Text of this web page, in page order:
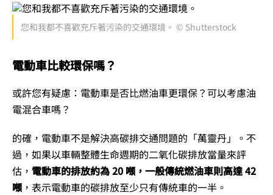
您和我都不喜歡充斥著污染的交通環境。 © Shutterstock
電動車比較環保嗎？
或許您有疑慮：電動車是否比燃油車更環保？可以考慮油
電混合車嗎？
的確，電動車不是解決高碳排交通問題的「萬靈丹」。不
過，如果以車輛整體生命週期的二氧化碳排放當量來評
估， 電動車的排放約為 20 噸，一般傳統燃油車則高達 42
噸 ，表示電動車的碳排放至少只有傳統車的一半。